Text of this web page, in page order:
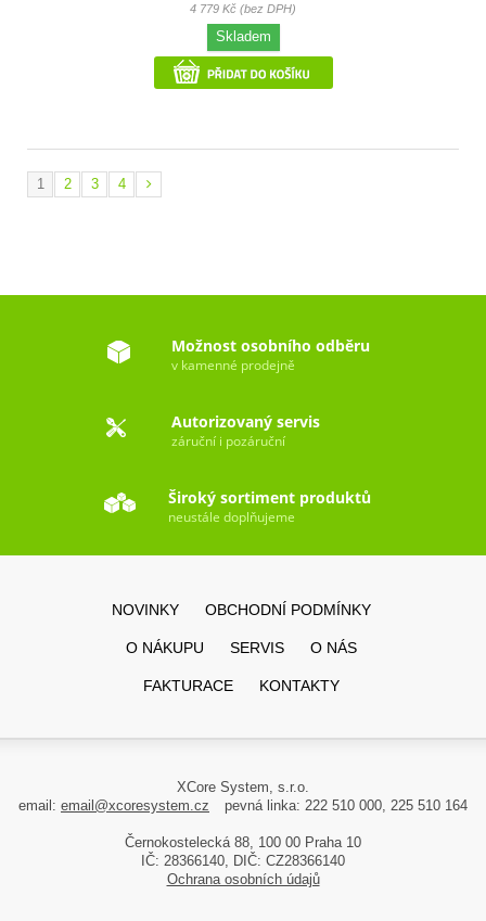
4 779 Kč (bez DPH)
Skladem
1 2 3 4
Možnost osobního odběru
v kamenné prodejně
Autorizovaný servis
záruční i pozáruční
Široký sortiment produktů
neustále doplňujeme
NOVINKY OBCHODNÍ PODMÍNKY
O NÁKUPU SERVIS O NÁS
FAKTURACE KONTAKTY
XCore System, s.r.o.
email: email@xcoresystem.cz pevná linka: 222 510 000, 225 510 164
Černokostelecká 88, 100 00 Praha 10
IČ: 28366140, DIČ: CZ28366140
Ochrana osobních údajů